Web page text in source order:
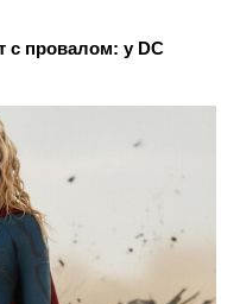
с провалом: у DC